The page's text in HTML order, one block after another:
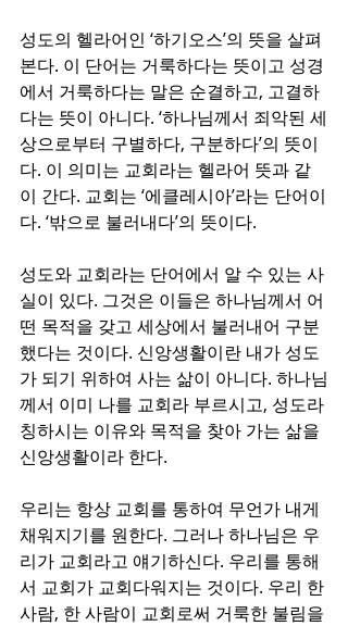
성도의 헬라어인 ‘하기오스’의 뜻을 살펴
본다. 이 단어는 거룩하다는 뜻이고 성경
에서 거룩하다는 말은 순결하고, 고결하
다는 뜻이 아니다. ‘하나님께서 죄악된 세
상으로부터 구별하다, 구분하다’의 뜻이
다. 이 의미는 교회라는 헬라어 뜻과 같
이 간다. 교회는 ‘에클레시아’라는 단어이
다. ‘밖으로 불러내다’의 뜻이다.
성도와 교회라는 단어에서 알 수 있는 사
실이 있다. 그것은 이들은 하나님께서 어
떤 목적을 갖고 세상에서 불러내어 구분
했다는 것이다. 신앙생활이란 내가 성도
가 되기 위하여 사는 삶이 아니다. 하나님
께서 이미 나를 교회라 부르시고, 성도라
칭하시는 이유와 목적을 찾아 가는 삶을
신앙생활이라 한다.
우리는 항상 교회를 통하여 무언가 내게
채워지기를 원한다. 그러나 하나님은 우
리가 교회라고 얘기하신다. 우리를 통해
서 교회가 교회다워지는 것이다. 우리 한
사람, 한 사람이 교회로써 거룩한 불림을